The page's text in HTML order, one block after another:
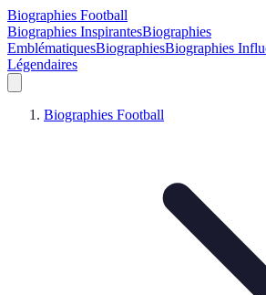
Biographies Football
Biographies InspirantesBiographies
EmblématiquesBiographiesBiographies
Légendaires
Biographies Football